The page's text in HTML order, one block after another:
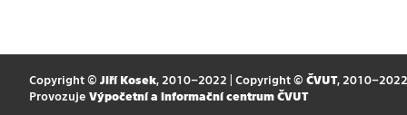
Copyright © Jiří Kosek, 2010–2022 | Copyright © ČVUT, 2010–2022
Provozuje Výpočetní a informační centrum ČVUT